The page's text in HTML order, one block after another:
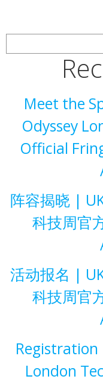
Meet the
Odyssey
Official
阵容揭晓 |
科技周官
活动报名 |
科技周官
Registration
London